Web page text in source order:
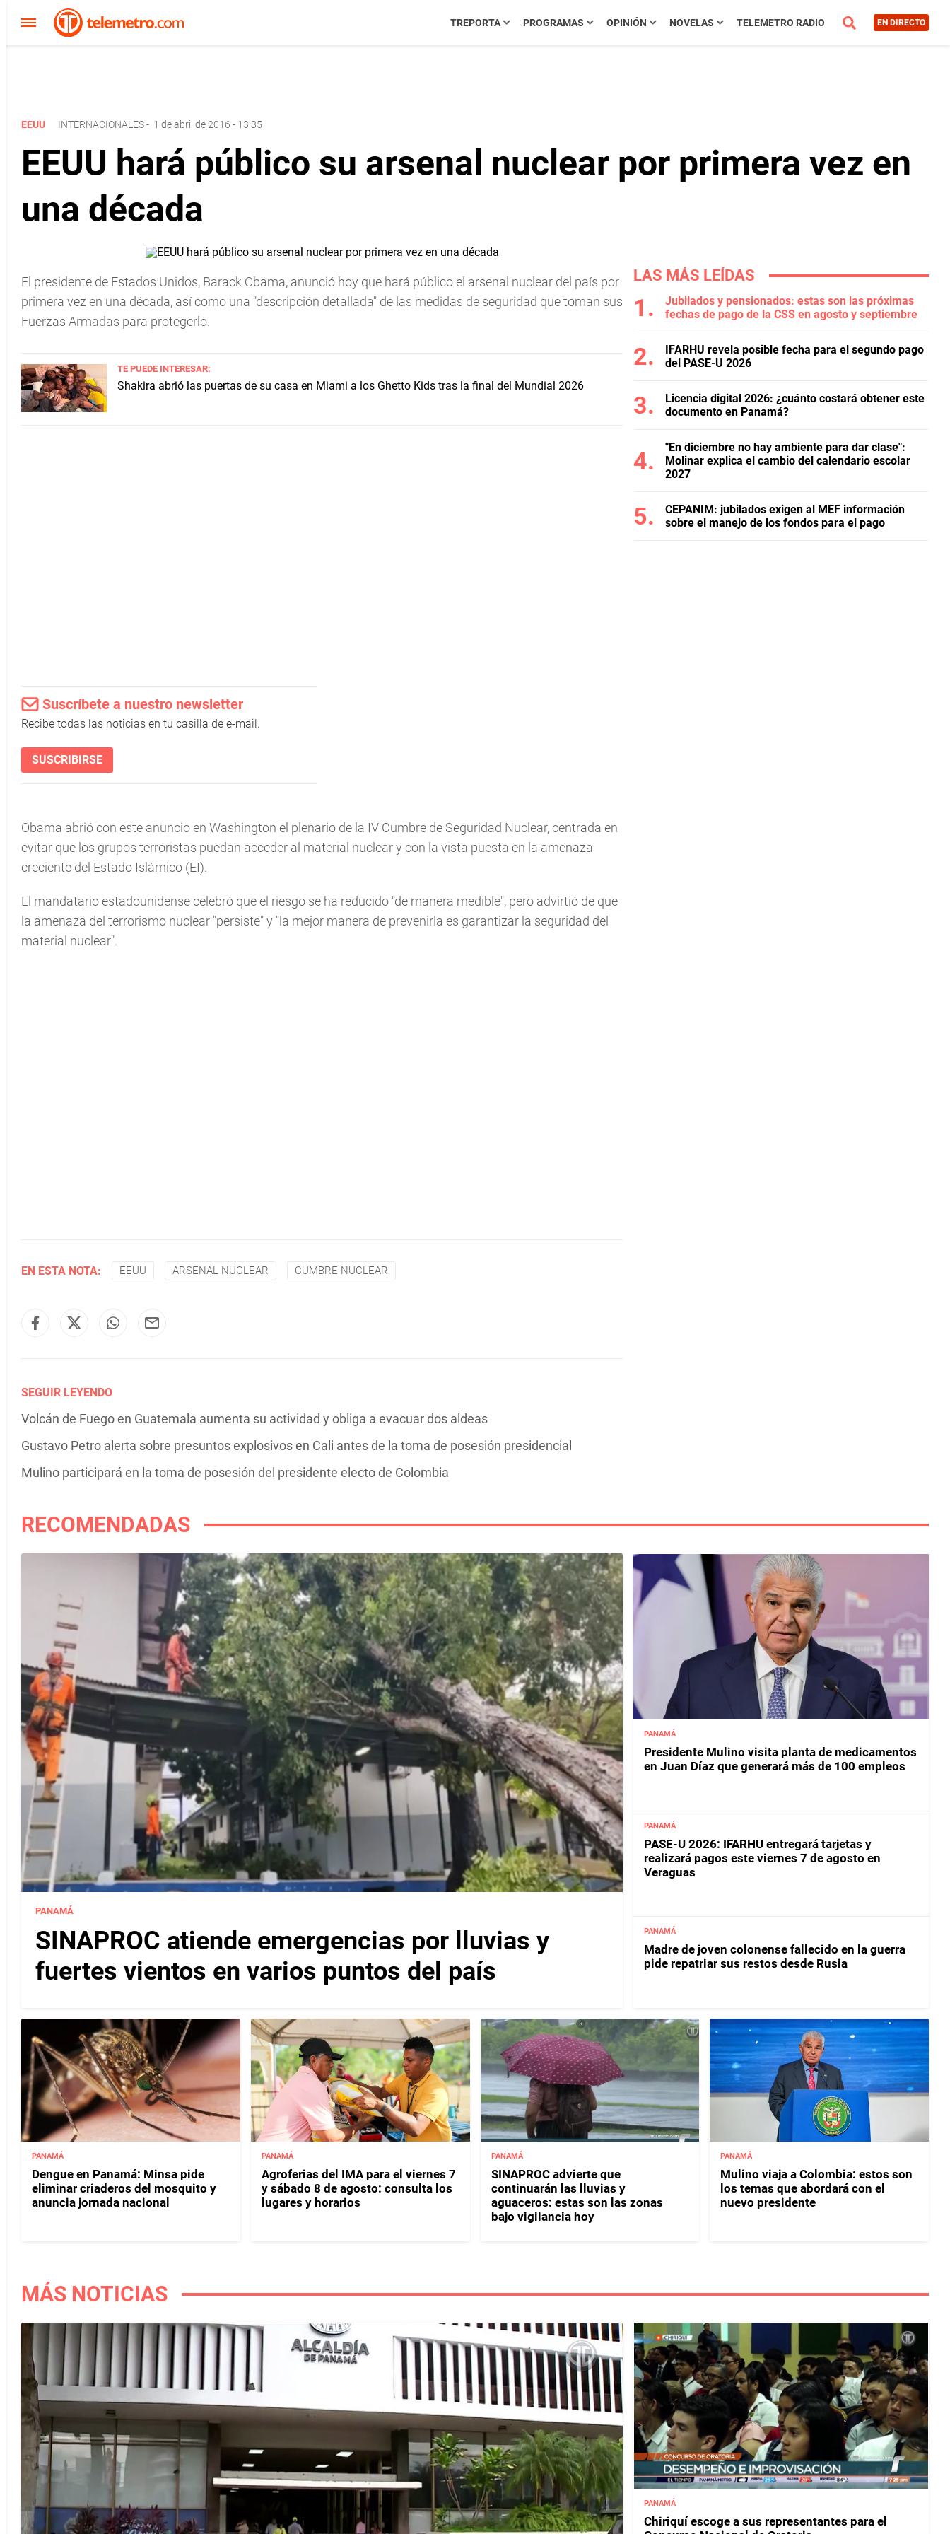
TREPORTA PROGRAMAS OPINIÓN NOVELAS TELEMETRO RADIO EN DIRECTO
EEUU INTERNACIONALES- 1 de abril de 2016 - 13:35
EEUU hará público su arsenal nuclear por primera vez en
una década
El presidente de Estados Unidos, Barack Obama, anunció hoy que hará público el arsenal nuclear del país por
primera vez en una década, así como una "descripción detallada" de las medidas de seguridad que toman sus
Fuerzas Armadas para protegerlo.
TE PUEDE INTERESAR:
Shakira abrió las puertas de su casa en Miami a los Ghetto Kids tras la final del Mundial 2026
Suscríbete a nuestro newsletter
Recibe todas las noticias en tu casilla de e-mail.
SUSCRIBIRSE
Obama abrió con este anuncio en Washington el plenario de la IV Cumbre de Seguridad Nuclear, centrada en
evitar que los grupos terroristas puedan acceder al material nuclear y con la vista puesta en la amenaza
creciente del Estado Islámico (EI).
El mandatario estadounidense celebró que el riesgo se ha reducido "de manera medible", pero advirtió de que
la amenaza del terrorismo nuclear "persiste" y "la mejor manera de prevenirla es garantizar la seguridad del
material nuclear".
EN ESTA NOTA: EEUU ARSENAL NUCLEAR CUMBRE NUCLEAR
SEGUIR LEYENDO
Volcán de Fuego en Guatemala aumenta su actividad y obliga a evacuar dos aldeas
Gustavo Petro alerta sobre presuntos explosivos en Cali antes de la toma de posesión presidencial
Mulino participará en la toma de posesión del presidente electo de Colombia
LAS MÁS LEÍDAS
Jubilados y pensionados: estas son las próximas
fechas de pago de la CSS en agosto y septiembre
IFARHU revela posible fecha para el segundo pago
del PASE-U 2026
Licencia digital 2026: ¿cuánto costará obtener este
documento en Panamá?
"En diciembre no hay ambiente para dar clase":
Molinar explica el cambio del calendario escolar
2027
CEPANIM: jubilados exigen al MEF información
sobre el manejo de los fondos para el pago
RECOMENDADAS
PANAMÁ
SINAPROC atiende emergencias por lluvias y
fuertes vientos en varios puntos del país
PANAMÁ
Presidente Mulino visita planta de medicamentos
en Juan Díaz que generará más de 100 empleos
PANAMÁ
PASE-U 2026: IFARHU entregará tarjetas y
realizará pagos este viernes 7 de agosto en
Veraguas
PANAMÁ
Madre de joven colonense fallecido en la guerra
pide repatriar sus restos desde Rusia
PANAMÁ
Dengue en Panamá: Minsa pide
eliminar criaderos del mosquito y
anuncia jornada nacional
PANAMÁ
Agroferias del IMA para el viernes 7
y sábado 8 de agosto: consulta los
lugares y horarios
PANAMÁ
SINAPROC advierte que
continuarán las lluvias y
aguaceros: estas son las zonas
bajo vigilancia hoy
PANAMÁ
Mulino viaja a Colombia: estos son
los temas que abordará con el
nuevo presidente
MÁS NOTICIAS
PANAMÁ
Chiriquí escoge a sus representantes para el